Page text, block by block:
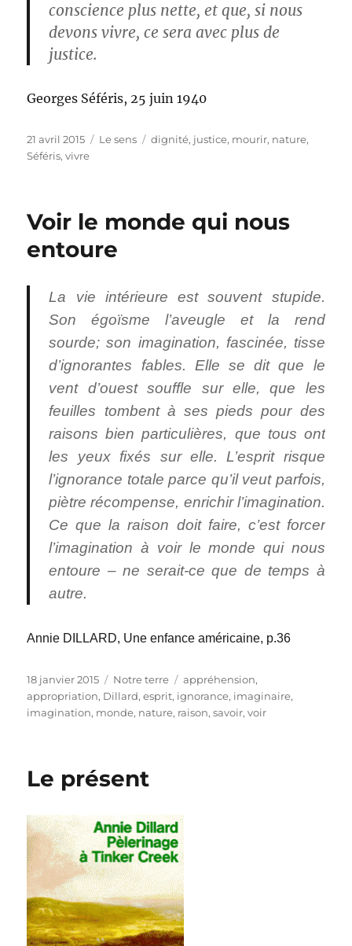
conscience plus nette, et que, si nous
devons vivre, ce sera avec plus de
justice.
Georges Séféris, 25 juin 1940
Publié
le
21 avril 2015 Catégories
Le sens Étiquettes
dignité, justice, mourir, nature,
Séféris,vivre
Voir le monde qui nous
entoure
La vie intérieure est souvent stupide.
Son égoïsme l’aveugle et la rend
sourde; son imagination, fascinée, tisse
d’ignorantes fables. Elle se dit que le
vent d’ouest souffle sur elle, que les
feuilles tombent à ses pieds pour des
raisons bien particulières, que tous ont
les yeux fixés sur elle. L’esprit risque
l’ignorance totale parce qu’il veut parfois,
piètre récompense, enrichir l’imagination.
Ce que la raison doit faire, c’est forcer
l’imagination à voir le monde qui nous
entoure – ne serait-ce que de temps à
autre.
Annie DILLARD, Une enfance américaine, p.36
Publié
le
18 janvier 2015 Catégories
Notre terre Étiquettes
appréhension,
appropriation, Dillard,esprit, ignorance, imaginaire,
imagination, monde, nature, raison,savoir,voir
Le présent